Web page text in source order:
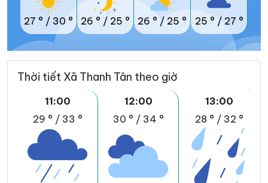
27 ° / 30 ° 26 ° / 25 ° 26 ° / 25 ° 25 ° / 27 °
Thời tiết Xã Thanh Tân theo giờ
11:00
29 ° / 33 °
12:00
30 ° / 34 °
13:00
28 ° / 32 °